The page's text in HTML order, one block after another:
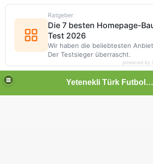
Yetenekli Türk Futbolcular
Ratgeber
Die 7 besten Homepage-
Test 2026
Wir haben die beliebtesten
Der Testsieger überrascht.
powered by